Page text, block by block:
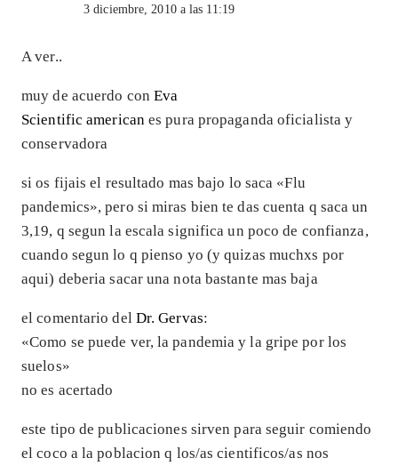
3 diciembre, 2010 a las 11:19
A ver..
muy de acuerdo con Eva
Scientific americanes pura propaganda oficialista y
conservadora
si os fijais el resultado mas bajo lo saca «Flu
pandemics», pero si miras bien te das cuenta q saca un
3,19, q segun la escala significa un poco de confianza,
cuando segun lo q pienso yo (y quizas muchxs por
aqui) deberia sacar una nota bastante mas baja
el comentario del Dr. Gervas:
«Como se puede ver, la pandemia y la gripe por los
suelos»
no es acertado
este tipo de publicaciones sirven para seguir comiendo
el coco a la poblacion q los/as cientificos/as nos